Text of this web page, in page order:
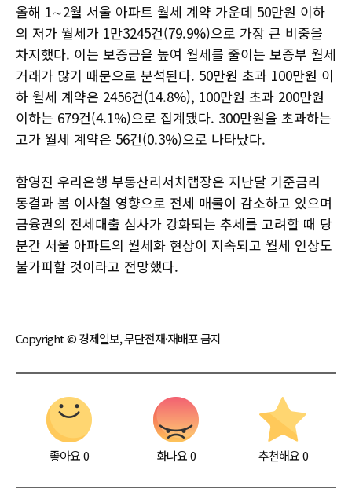
올해 1∼2월 서울 아파트 월세 계약 가운데 50만원 이하
의 저가 월세가 1만3245건(79.9%)으로 가장 큰 비중을
차지했다. 이는 보증금을 높여 월세를 줄이는 보증부 월세
거래가 많기 때문으로 분석된다. 50만원 초과 100만원 이
하 월세 계약은 2456건(14.8%), 100만원 초과 200만원
이하는 679건(4.1%)으로 집계됐다. 300만원을 초과하는
고가 월세 계약은 56건(0.3%)으로 나타났다.
함영진 우리은행 부동산리서치랩장은 지난달 기준금리
동결과 봄 이사철 영향으로 전세 매물이 감소하고 있으며
금융권의 전세대출 심사가 강화되는 추세를 고려할 때 당
분간 서울 아파트의 월세화 현상이 지속되고 월세 인상도
불가피할 것이라고 전망했다.
Copyright © 경제일보, 무단전재·재배포 금지
좋아요0 화나요0 추천해요 0